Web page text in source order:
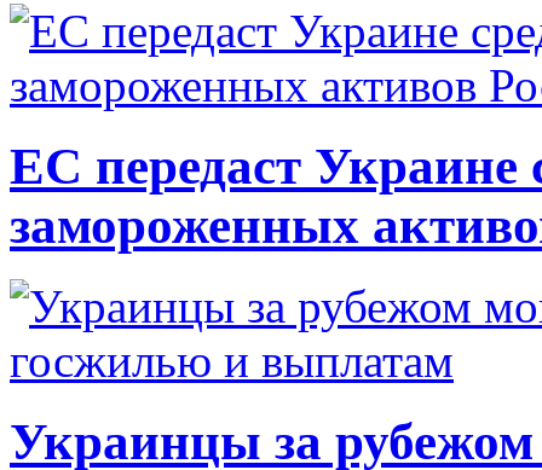
ЕС передаст Украине
замороженных
Украинцы за рубежом